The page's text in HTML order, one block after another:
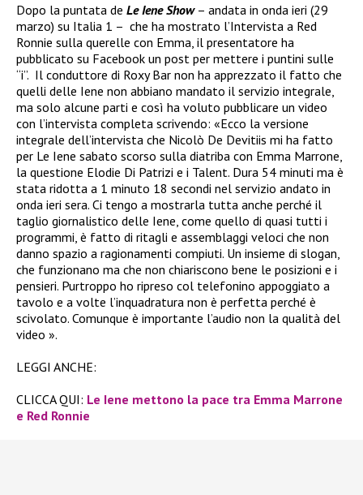
Dopo la puntata de Le Iene Show– andata in onda ieri (29
marzo) su Italia 1 – che ha mostrato l’Intervista a Red
Ronnie sulla querelle con Emma, il presentatore ha
pubblicato su Facebook un post per mettere i puntini sulle
“i”. Il conduttore di Roxy Bar non ha apprezzato il fatto che
quelli delle Iene non abbiano mandato il servizio integrale,
ma solo alcune parti e così ha voluto pubblicare un video
con l’intervista completa scrivendo: «Ecco la versione
integrale dell’intervista che Nicolò De Devitiis mi ha fatto
per Le Iene sabato scorso sulla diatriba con Emma Marrone,
la questione Elodie Di Patrizi e i Talent. Dura 54 minuti ma è
stata ridotta a 1 minuto 18 secondi nel servizio andato in
onda ieri sera. Ci tengo a mostrarla tutta anche perché il
taglio giornalistico delle Iene, come quello di quasi tutti i
programmi, è fatto di ritagli e assemblaggi veloci che non
danno spazio a ragionamenti compiuti. Un insieme di slogan,
che funzionano ma che non chiariscono bene le posizioni e i
pensieri. Purtroppo ho ripreso col telefonino appoggiato a
tavolo e a volte l’inquadratura non è perfetta perché è
scivolato. Comunque è importante l’audio non la qualità del
video ».
LEGGI ANCHE:
CLICCA QUI: Le Iene mettono la pace tra Emma Marrone
e Red Ronnie